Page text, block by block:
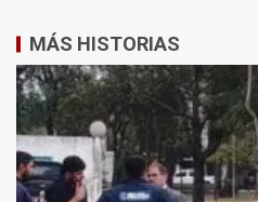
MÁS HISTORIAS